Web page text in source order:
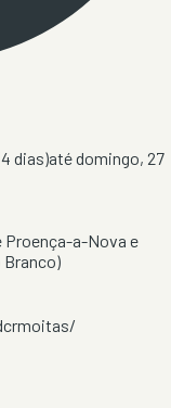
4 dias)atédomingo, 27
Proença-a-Nova e
Branco)